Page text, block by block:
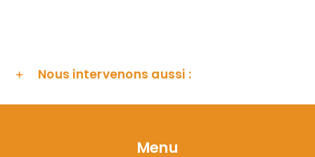
Nous intervenons aussi :
Menu